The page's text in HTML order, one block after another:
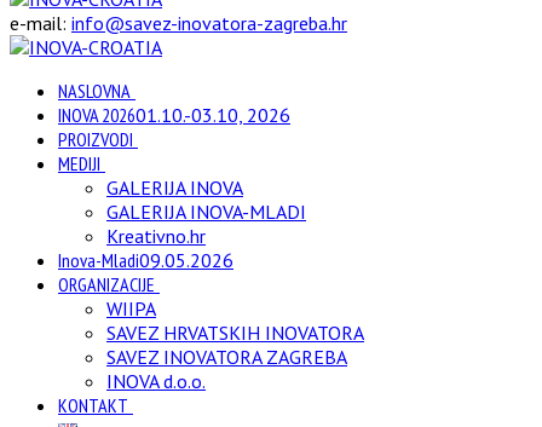
e-mail: info@savez-inovatora-zagreba.hr
NASLOVNA
INOVA 202601.10.-03.10, 2026
PROIZVODI
MEDIJI
GALERIJA INOVA
GALERIJA INOVA-MLADI
Kreativno.hr
Inova-Mladi09.05.2026
ORGANIZACIJE
WIIPA
SAVEZ HRVATSKIH INOVATORA
SAVEZ INOVATORA ZAGREBA
INOVA d.o.o.
KONTAKT